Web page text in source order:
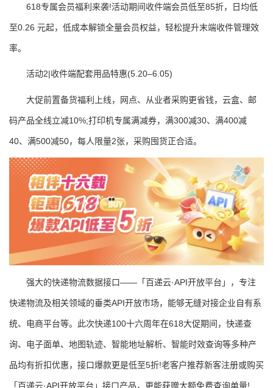
618专属会员福利来袭!活动期间收件端会员低至85折，日均低
至0.26 元起，低成本解锁全量会员权益，轻松提升末端收件管理效
率。
活动2|收件端配套用品特惠(5.20–6.05)
大促前置备货福利上线，网点、从业者采购更省钱，云盒、邮
码产品全线立减10%;打印机专属满减券，满300减30、满400减
40、满500减50，每人限量2张，采购囤货正合适。
强大的快递物流数据接口——「百递云·API开放平台」，专注
快递物流及相关领域的垂类API开放市场，能够无缝对接企业自有系
统、电商平台等。此次快递100十六周年在618大促期间，快递查
询、电子面单、地图轨迹、智能地址解析、智能时效查询等多种产
品均有折扣优惠，接口爆款更是低至5折!老客户推荐新客注册或购买
「百递云·API开放平台」接口产品，更能获赠大额免费查询单量!